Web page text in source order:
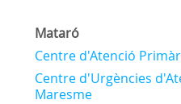
Mataró
Centre d'Atenció
Centre d'Urgències
Maresme